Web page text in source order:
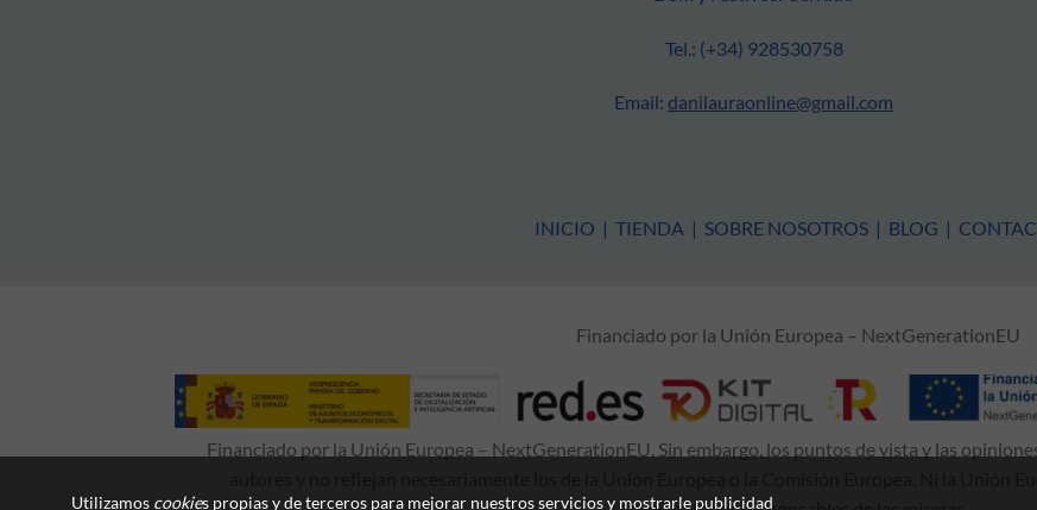
Tel.: (+34) 928530758
Email: danilauraonline@gmail.com
INICIO | TIENDA | SOBRE NOSOTROS | BLOG |
Financiado por la Unión Europea – NextGenerationEU
Financiado por la Unión Europea – NextGenerationEU. Sin embargo, los puntos de vista y las
Utilizamos cookies propias y de terceros para mejorar nuestros servicios y mostrarle publicidad